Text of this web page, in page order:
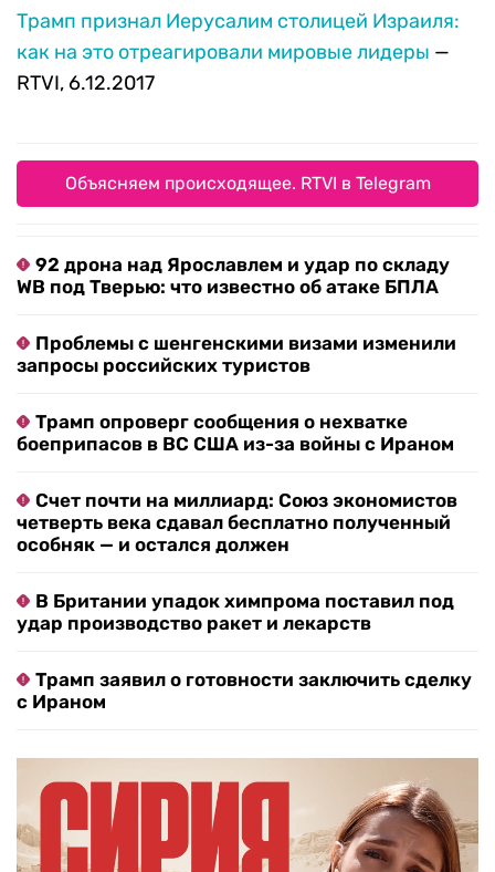
Трамп признал Иерусалим столицей Израиля:
как на это отреагировали мировые лидеры —
RTVI, 6.12.2017
Объясняем происходящее. RTVI в Telegram
92 дрона над Ярославлем и удар по складу
WB под Тверью: что известно об атаке БПЛА
Проблемы с шенгенскими визами изменили
запросы российских туристов
Трамп опроверг сообщения о нехватке
боеприпасов в ВС США из-за войны с Ираном
Счет почти на миллиард: Союз экономистов
четверть века сдавал бесплатно полученный
особняк — и остался должен
В Британии упадок химпрома поставил под
удар производство ракет и лекарств
Трамп заявил о готовности заключить сделку
с Ираном